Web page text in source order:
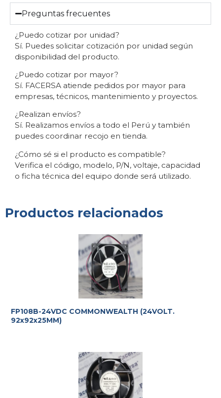
Preguntas frecuentes
¿Puedo cotizar por unidad?
Sí. Puedes solicitar cotización por unidad según
disponibilidad del producto.
¿Puedo cotizar por mayor?
Sí. FACERSA atiende pedidos por mayor para
empresas, técnicos, mantenimiento y proyectos.
¿Realizan envíos?
Sí. Realizamos envíos a todo el Perú y también
puedes coordinar recojo en tienda.
¿Cómo sé si el producto es compatible?
Verifica el código, modelo, P/N, voltaje, capacidad
o ficha técnica del equipo donde será utilizado.
Productos relacionados
FP108B-24VDC COMMONWEALTH (24VOLT.
92x92x25MM)